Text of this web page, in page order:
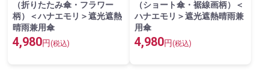
（折りたたみ傘・フラワー
柄）＜ハナエモリ＞遮光遮熱
晴雨兼用傘
4,980円(税込)
（ショート傘・裾線画柄）＜
ハナエモリ＞遮光遮熱晴雨兼
用傘
4,980円(税込)